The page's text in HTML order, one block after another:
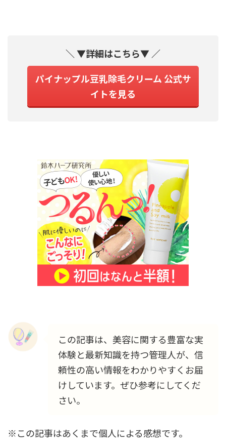
＼ ▼詳細はこちら▼ ／
パイナップル豆乳除毛クリーム 公式サ
イトを見る
この記事は、美容に関する豊富な実
体験と最新知識を持つ管理人が、信
頼性の高い情報をわかりやすくお届
けしています。ぜひ参考にしてくだ
さい。
※この記事はあくまで個人による感想です。